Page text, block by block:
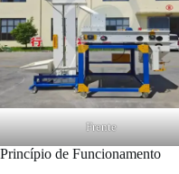
Frente
Princípio de Funcionamento